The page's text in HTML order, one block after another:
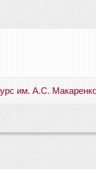
им. А.С.